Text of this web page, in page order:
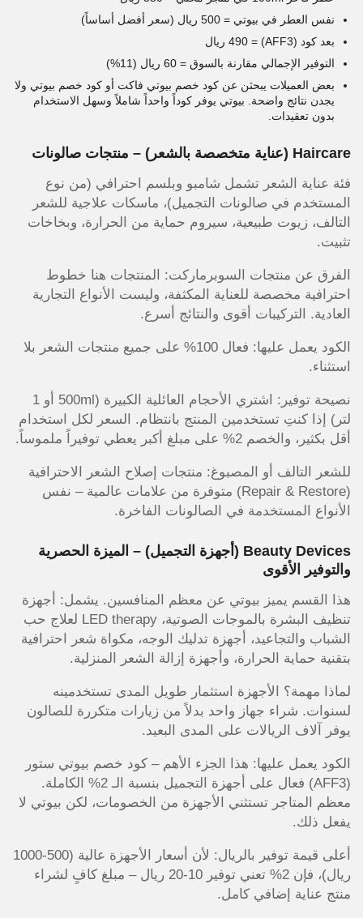
نفس العطر في بيوتي = 500 ريال (سعر أفضل أساساً)
بعد كود (AFF3) = 490 ريال
التوفير الإجمالي مقارنة بالسوق = 60 ريال (11%)
بعض العميلات يبحثن عن كود خصم بيوتي فاكت أو كود خصم بيوتي ولا
يجدن نتائج واضحة. بيوتي يوفر كوداً واحداً شاملاً وسهل الاستخدام
بدون تعقيدات.
Haircare (عناية متخصصة بالشعر) – منتجات صالونات
فئة عناية الشعر تشمل شامبو وبلسم احترافي (من نوع
المستخدم في صالونات التجميل)، ماسكات علاجية للشعر
التالف، زيوت طبيعية، سيروم حماية من الحرارة، وبخاخات
تثبيت.
الفرق عن منتجات السوبرماركت: المنتجات هنا خطوط
احترافية مخصصة للعناية المكثفة، وليست الأنواع التجارية
العادية. التركيبات أقوى والنتائج أسرع.
الكود يعمل عليها: فعال 100% على جميع منتجات الشعر بلا
استثناء.
نصيحة توفير: اشتري الأحجام العائلية الكبيرة (500ml أو 1
لتر) إذا كنتِ تستخدمين المنتج بانتظام. السعر لكل استخدام
أقل بكثير، والخصم 2% على مبلغ أكبر يعطي توفيراً ملموساً.
للشعر التالف أو المصبوغ: منتجات إصلاح الشعر الاحترافية
(Repair & Restore) متوفرة من علامات عالمية – نفس
الأنواع المستخدمة في الصالونات الفاخرة.
Beauty Devices (أجهزة التجميل) – الميزة الحصرية
والتوفير الأقوى
هذا القسم يميز بيوتي عن معظم المنافسين. يشمل: أجهزة
تنظيف البشرة بالموجات الصوتية، LED therapy لعلاج حب
الشباب والتجاعيد، أجهزة تدليك الوجه، مكواة شعر احترافية
بتقنية حماية الحرارة، وأجهزة إزالة الشعر المنزلية.
لماذا مهمة؟ الأجهزة استثمار طويل المدى تستخدمينه
لسنوات. شراء جهاز واحد بدلاً من زيارات متكررة للصالون
يوفر آلاف الريالات على المدى البعيد.
الكود يعمل عليها: هذا الجزء الأهم – كود خصم بيوتي ستور
(AFF3) فعال على أجهزة التجميل بنسبة الـ 2% الكاملة.
معظم المتاجر تستثني الأجهزة من الخصومات، لكن بيوتي لا
يفعل ذلك.
أعلى قيمة توفير بالريال: لأن أسعار الأجهزة عالية (500-1000
ريال)، فإن 2% تعني توفير 10-20 ريال – مبلغ كافٍ لشراء
منتج عناية إضافي كامل.